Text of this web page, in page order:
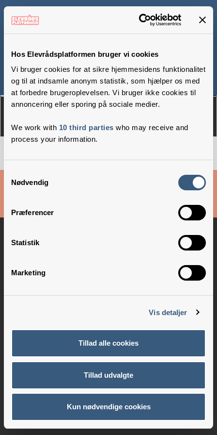
Hos Elevrådsplatformen bruger vi cookies
Vi bruger cookies for at sikre hjemmesidens funktionalitet
og til at indsamle anonym statistik, som hjælper os med
at forbedre brugeroplevelsen. Vi bruger ikke cookies til
annoncering eller sporing på sociale medier.
We work with 10 third parties who may receive and
process your information.
Samtykkevalg
Nødvendig
Præferencer
Statistik
Marketing
Vis detaljer
Tillad alle cookies
Tillad udvalgte
Kun nødvendige cookies
Hestehaveskole
Om Medlemmer
Danske Skoleelever